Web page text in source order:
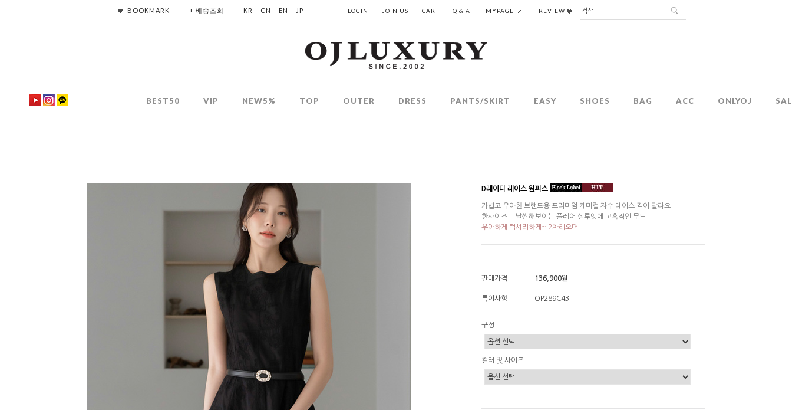
BOOKMARK + 배송조회 KR CN EN JP LOGIN JOIN US CART Q & A MYPAGE REVIEW
BEST50 VIP NEW5% TOP OUTER DRESS PANTS/SKIRT EASY SHOES BAG ACC ONLYOJ
D레이디 레이스 원피스
가볍고 우아한 브랜드용 프리미엄 케미컬 자수 레이스 격이 달라요
한사이즈는 날씬해보이는 플레어 실루엣에 고혹적인 무드
우아하게 럭셔리하게~ 2차리오더
판매가격 136,900원
특이사항 OP289C43
구성
컬러 및 사이즈